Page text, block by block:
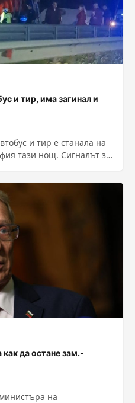
и тир, има загинал и
и тир е станала на
тази нощ. Сигналът за
да остане зам.-
на